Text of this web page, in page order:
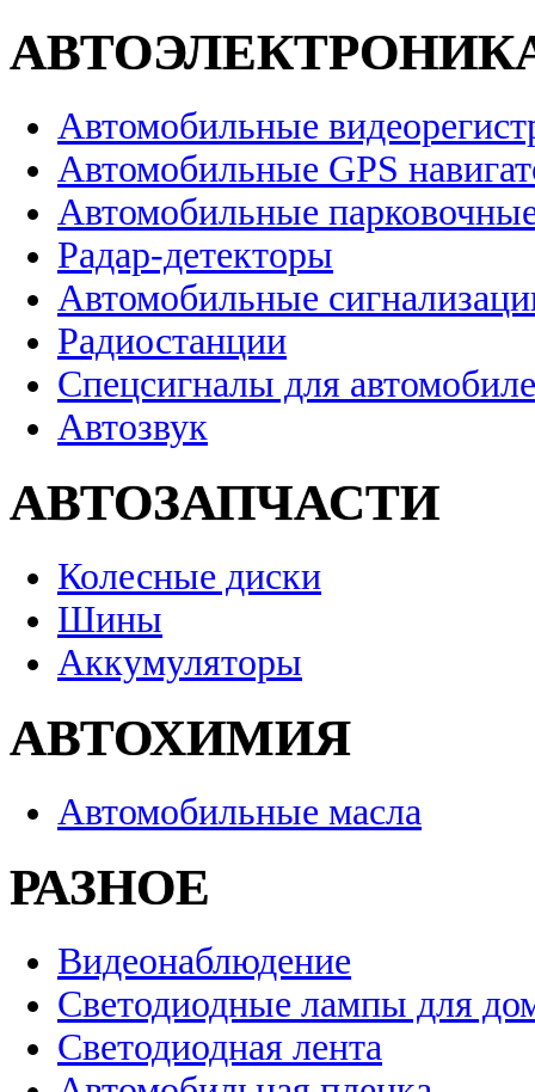
Автомобильные
Автомобильные GPS
Автомобильные
Радар-детекторы
Автомобильные
Радиостанции
Спецсигналы для
Автозвук
АВТОЗАПЧАСТИ
Колесные диски
Шины
Аккумуляторы
АВТОХИМИЯ
Автомобильные масла
РАЗНОЕ
Видеонаблюдение
Светодиодные лампы для
Светодиодная лента